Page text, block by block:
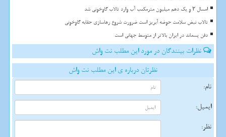
امسال ۲ و یک دهم میلیون مترمکعب آب وارد تالاب گاوخونی شد
تالاب نبض سلامت حوضه آبریز است ضرورت شروع رهاسازی حقابه گاوخونی
دفن پسماند در ایران بالاتر از متوسط جهانی است
نظرات بینندگان در مورد این مطلب نت واش
نظرتان درباره ی این مطلب نت واش
نام:
ایمیل:
نظر: